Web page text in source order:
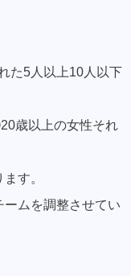
た5人以上10人以下
歳以上の女性それ
す。
ムを調整させてい